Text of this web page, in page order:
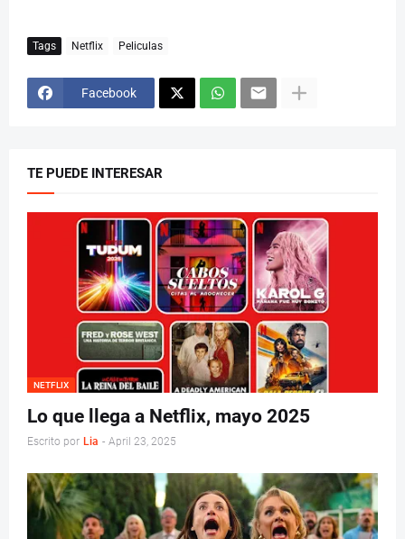
Tags Netflix Peliculas
Facebook
TE PUEDE INTERESAR
NETFLIX
Lo que llega a Netflix, mayo 2025
Escrito por Lia - April 23, 2025